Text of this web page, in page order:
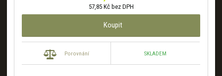
57,85 Kč bez DPH
Koupit
Porovnání SKLADEM